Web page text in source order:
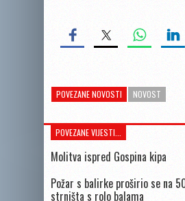
POVEZANE NOVOSTI NOVOST
POVEZANE VIJESTI...
Molitva ispred Gospina kipa
Požar s balirke proširio se na
strništa s rolo balama